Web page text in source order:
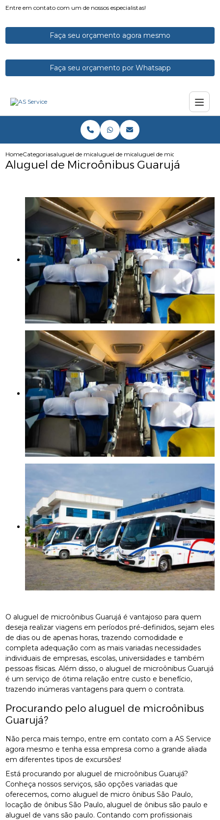
Entre em contato com um de nossos especialistas!
Faça seu orçamento agora mesmo
Faça seu orçamento por Whatsapp
HomeCategoriasaluguel de micro onibusaluguel de micro onibus para excursao
aluguel de microonibus
Aluguel de Microônibus Guarujá
O aluguel de microônibus Guarujá é vantajoso para quem
deseja realizar viagens em períodos pré-definidos, sejam eles
de dias ou de apenas horas, trazendo comodidade e
completa adequação com as mais variadas necessidades
individuais de empresas, escolas, universidades e também
pessoas físicas. Além disso, o aluguel de microônibus Guarujá
é um serviço de ótima relação entre custo e benefício,
trazendo inúmeras vantagens para quem o contrata.
Procurando pelo aluguel de microônibus
Guarujá?
Não perca mais tempo, entre em contato com a AS Service
agora mesmo e tenha essa empresa como a grande aliada
em diferentes tipos de excursões!
Está procurando por aluguel de microônibus Guarujá?
Conheça nossos serviços, são opções variadas que
oferecemos, como aluguel de micro ônibus São Paulo,
locação de ônibus São Paulo, aluguel de ônibus são paulo e
aluguel de vans são paulo. Contando com profissionais